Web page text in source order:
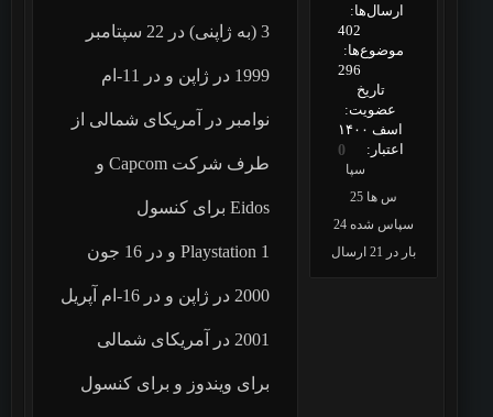
ارسال‌ها:
402
موضوع‌ها:
296
تاریخ
عضویت:
اسف ۱۴۰۰
اعتبار:
0
سپا
س ها 25
سپاس شده 24
بار در 21 ارسال
3 (به ژاپنی) در 22 سپتامبر
1999 در ژاپن و در 11-ام
نوامبر در آمریکای شمالی از
طرف شرکت Capcom و
Eidos برای کنسول
Playstation 1 و در 16 جون
2000 در ژاپن و در 16-ام آپریل
2001 در آمریکای شمالی
برای ویندوز و برای کنسول